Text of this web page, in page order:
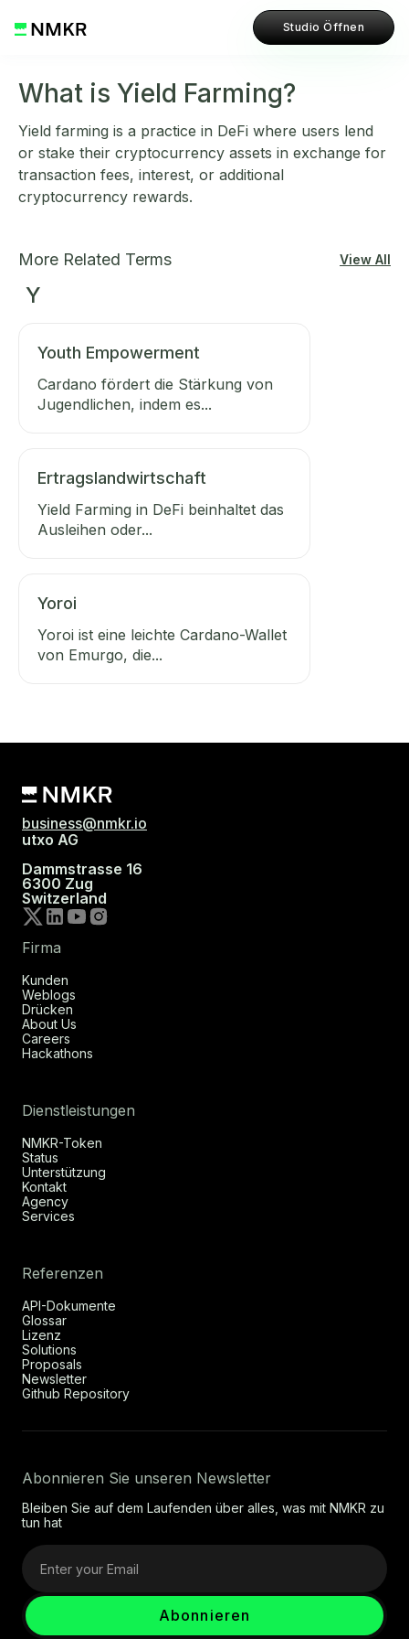
Studio Öffnen
What is Yield Farming?
Yield farming is a practice in DeFi where users lend
or stake their cryptocurrency assets in exchange for
transaction fees, interest, or additional
cryptocurrency rewards.
More Related Terms View All
Y
Youth Empowerment
Cardano fördert die Stärkung von
Jugendlichen, indem es...
Ertragslandwirtschaft
Yield Farming in DeFi beinhaltet das
Ausleihen oder...
Yoroi
Yoroi ist eine leichte Cardano-Wallet
von Emurgo, die...
business@nmkr.io
utxo AG
Dammstrasse 16
6300 Zug
Switzerland
Firma
Kunden
Weblogs
Drücken
About Us
Careers
Hackathons
Dienstleistungen
NMKR-Token
Status
Unterstützung
Kontakt
Agency
Services
Referenzen
API-Dokumente
Glossar
Lizenz
Solutions
Proposals
Newsletter
Github Repository
Abonnieren Sie unseren Newsletter
Bleiben Sie auf dem Laufenden über alles, was mit NMKR zu
tun hat